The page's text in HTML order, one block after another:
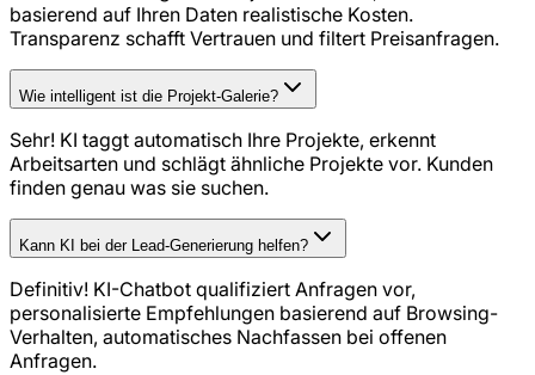
basierend auf Ihren Daten realistische Kosten.
Transparenz schafft Vertrauen und filtert Preisanfragen.
Wie intelligent ist die Projekt-Galerie?
Sehr! KI taggt automatisch Ihre Projekte, erkennt
Arbeitsarten und schlägt ähnliche Projekte vor. Kunden
finden genau was sie suchen.
Kann KI bei der Lead-Generierung helfen?
Definitiv! KI-Chatbot qualifiziert Anfragen vor,
personalisierte Empfehlungen basierend auf Browsing-
Verhalten, automatisches Nachfassen bei offenen
Anfragen.